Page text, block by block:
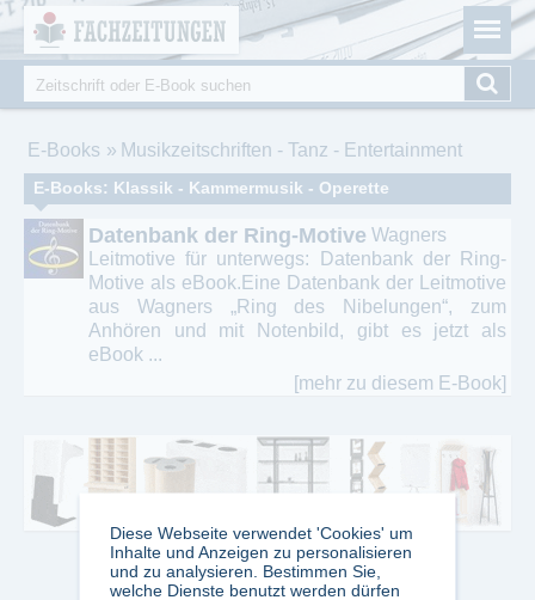
Fachzeitungen.de - Das unabhängige Portal für
Fachmagazine Fachpublikationen & eBooks
Suchformular
Suche
E-Books
Musikzeitschriften - Tanz - Entertainment
E-Books: Klassik - Kammermusik - Operette
Datenbank der Ring-Motive Wagners
Leitmotive für unterwegs: Datenbank der Ring-
Motive als eBook.Eine Datenbank der Leitmotive
aus Wagners „Ring des Nibelungen“, zum
Anhören und mit Notenbild, gibt es jetzt als
eBook ...
[mehr zu diesem E-Book]
Cookie-Einstellungen
Diese Webseite verwendet 'Cookies' um
Inhalte und Anzeigen zu personalisieren
und zu analysieren. Bestimmen Sie,
welche Dienste benutzt werden dürfen